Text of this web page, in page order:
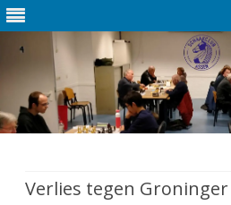
de
Verlies tegen